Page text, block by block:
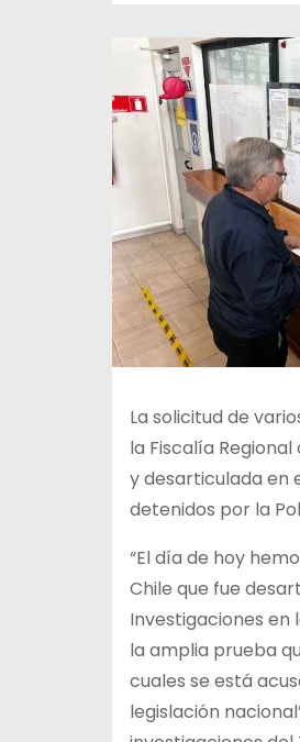
La solicitud de
la Fiscalía
y desarticulada en
detenidos por la
“El día de hoy
Chile que fue
Investigaciones en
la amplia prueba
cuales se está
legislación